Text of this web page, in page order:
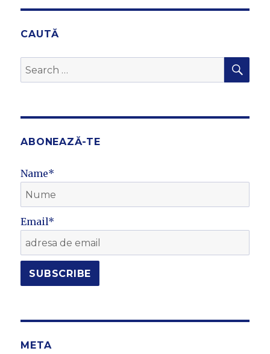
CAUTĂ
Search
for:
ABONEAZĂ-TE
Name*
Email*
META